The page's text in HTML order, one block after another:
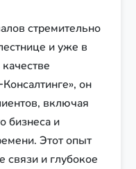
стремительно
и уже в
он
включая
бизнеса и
Этот опыт
и глубокое